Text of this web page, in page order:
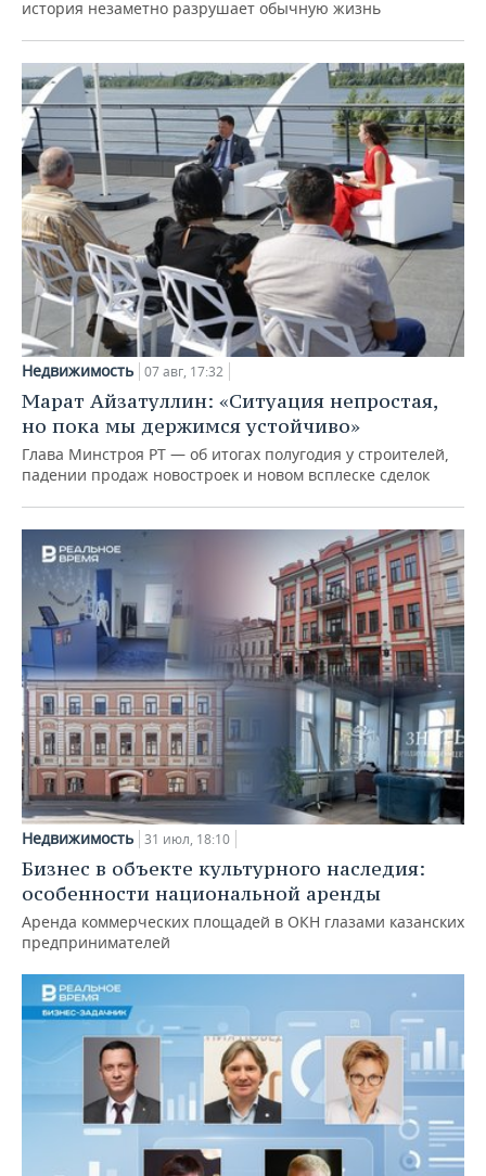
история незаметно разрушает обычную жизнь
Недвижимость 07 авг, 17:32
Марат Айзатуллин: «Ситуация непростая,
но пока мы держимся устойчиво»
Глава Минстроя РТ — об итогах полугодия у строителей,
падении продаж новостроек и новом всплеске сделок
Недвижимость 31 июл, 18:10
Бизнес в объекте культурного наследия:
особенности национальной аренды
Аренда коммерческих площадей в ОКН глазами казанских
предпринимателей